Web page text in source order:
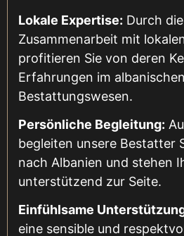
Lokale Expertise: Durch
Zusammenarbeit mit
profitieren Sie von deren
Erfahrungen im albanischen
Bestattungswesen.
Persönliche Begleitung:
begleiten unsere Bestatter
nach Albanien und stehen
unterstützend zur Seite.
Einfühlsame
eine sensible und